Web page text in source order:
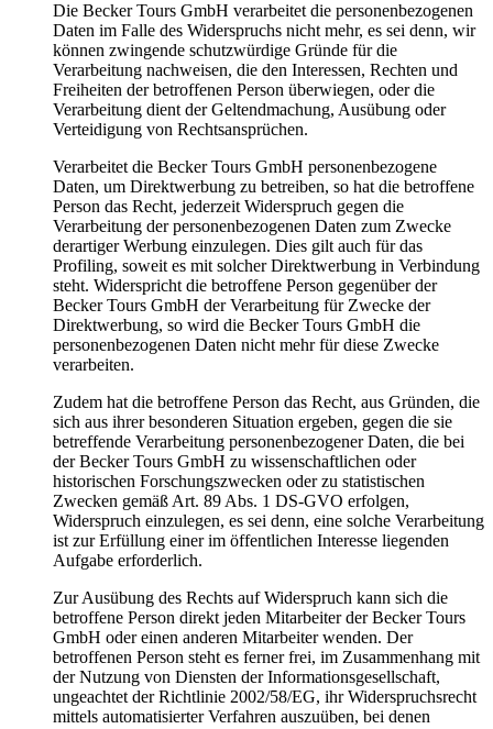
Die Becker Tours GmbH verarbeitet die personenbezogenen
Daten im Falle des Widerspruchs nicht mehr, es sei denn, wir
können zwingende schutzwürdige Gründe für die
Verarbeitung nachweisen, die den Interessen, Rechten und
Freiheiten der betroffenen Person überwiegen, oder die
Verarbeitung dient der Geltendmachung, Ausübung oder
Verteidigung von Rechtsansprüchen.
Verarbeitet die Becker Tours GmbH personenbezogene
Daten, um Direktwerbung zu betreiben, so hat die betroffene
Person das Recht, jederzeit Widerspruch gegen die
Verarbeitung der personenbezogenen Daten zum Zwecke
derartiger Werbung einzulegen. Dies gilt auch für das
Profiling, soweit es mit solcher Direktwerbung in Verbindung
steht. Widerspricht die betroffene Person gegenüber der
Becker Tours GmbH der Verarbeitung für Zwecke der
Direktwerbung, so wird die Becker Tours GmbH die
personenbezogenen Daten nicht mehr für diese Zwecke
verarbeiten.
Zudem hat die betroffene Person das Recht, aus Gründen, die
sich aus ihrer besonderen Situation ergeben, gegen die sie
betreffende Verarbeitung personenbezogener Daten, die bei
der Becker Tours GmbH zu wissenschaftlichen oder
historischen Forschungszwecken oder zu statistischen
Zwecken gemäß Art. 89 Abs. 1 DS-GVO erfolgen,
Widerspruch einzulegen, es sei denn, eine solche Verarbeitung
ist zur Erfüllung einer im öffentlichen Interesse liegenden
Aufgabe erforderlich.
Zur Ausübung des Rechts auf Widerspruch kann sich die
betroffene Person direkt jeden Mitarbeiter der Becker Tours
GmbH oder einen anderen Mitarbeiter wenden. Der
betroffenen Person steht es ferner frei, im Zusammenhang mit
der Nutzung von Diensten der Informationsgesellschaft,
ungeachtet der Richtlinie 2002/58/EG, ihr Widerspruchsrecht
mittels automatisierter Verfahren auszuüben, bei denen